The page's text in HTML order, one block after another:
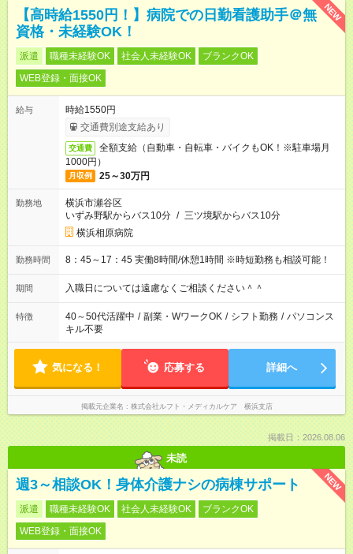
NEW
【高時給1550円！】病院での日勤看護助手＠無
資格・未経験OK！
派遣 職種未経験OK 社会人未経験OK
ブランクOK
WEB登録・面接OK
給与
時給1550円
交通費別途支給あり
交通費
全額支給（自動車・自転車・バイクもOK！※駐車場月
1000円）
月収例 25～30万円
勤務地
横浜市瀬谷区
いずみ野駅からバス10分 / 三ツ境駅からバス10分
横浜相原病院
勤務時間 8：45～17：45 実働8時間/休憩1時間 ※時短勤務も相談可能！
期間 入職日については遠慮なくご相談ください＾＾
特徴 40～50代活躍中 / 副業・WワークOK / シフト勤務 / パソコンス
キル不要
気になる！ 応募する 詳細へ
掲載元企業名 株式会社ルフト・メディカルケア 横浜支店
掲載日：2026.08.06
未読
NEW
週3～相談OK！身体介護ナシの病棟サポート
派遣 職種未経験OK 社会人未経験OK
ブランクOK
WEB登録・面接OK